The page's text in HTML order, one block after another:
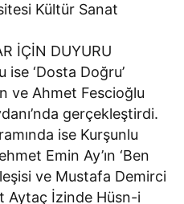
Kültür Sanat
İÇİN DUYURU
‘Dosta Doğru’
ve Ahmet Fescioğlu
gerçekleştirdi.
ise Kurşunlu
Emin Ay’ın ‘Ben
ve Mustafa Demirci
Aytaç İzinde Hüsn-i